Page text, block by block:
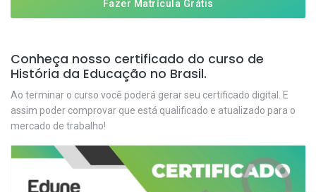
Fazer Matrícula Grátis
Conheça nosso certificado do curso de
História da Educação no Brasil.
Ao terminar o curso você poderá gerar seu certificado digital. E
assim poder comprovar que está qualificado e atualizado para o
mercado de trabalho!